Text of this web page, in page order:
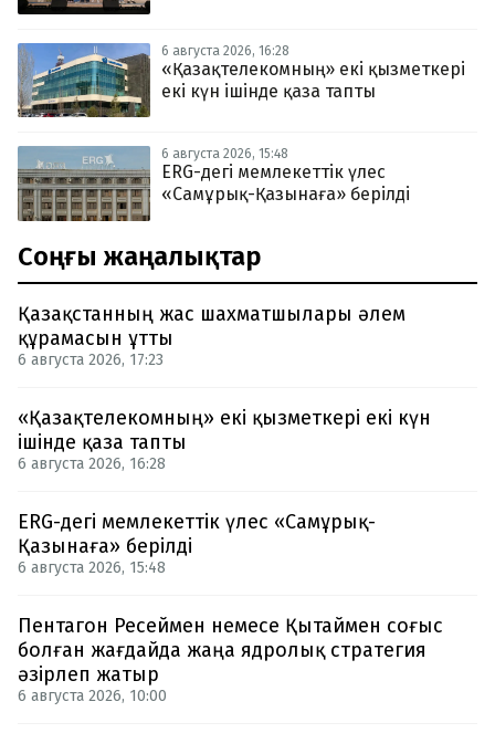
6 августа 2026, 16:28
«Қазақтелекомның» екі қызметкері
екі күн ішінде қаза тапты
6 августа 2026, 15:48
ERG-дегі мемлекеттік үлес
«Самұрық-Қазынаға» берілді
Соңғы жаңалықтар
Қазақстанның жас шахматшылары әлем
құрамасын ұтты
6 августа 2026, 17:23
«Қазақтелекомның» екі қызметкері екі күн
ішінде қаза тапты
6 августа 2026, 16:28
ERG-дегі мемлекеттік үлес «Самұрық-
Қазынаға» берілді
6 августа 2026, 15:48
Пентагон Ресеймен немесе Қытаймен соғыс
болған жағдайда жаңа ядролық стратегия
әзірлеп жатыр
6 августа 2026, 10:00